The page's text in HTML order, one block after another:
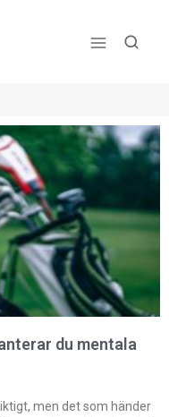
du mentala
men det som händer